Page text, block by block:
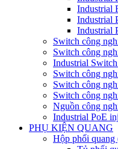
Industrial
Industrial
Industrial
Switch công
Switch công
Industrial
Switch công
Switch công
Switch công
Nguồn công
Industrial PoE
PHỤ KIỆN QUANG
Hộp phối